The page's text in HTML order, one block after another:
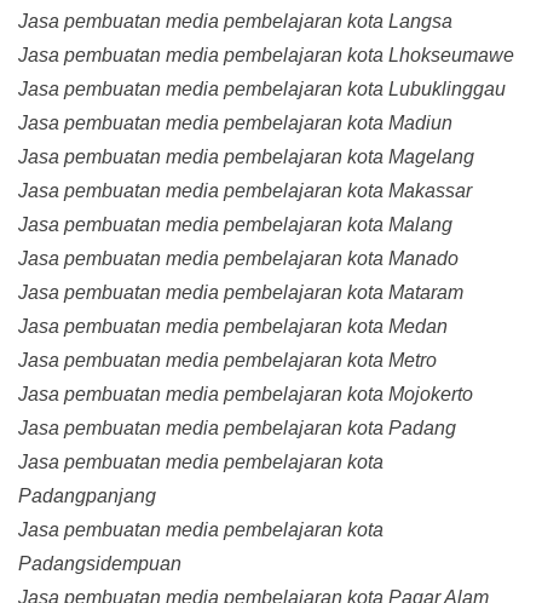
Jasa pembuatan media pembelajaran kota Langsa
Jasa pembuatan media pembelajaran kota Lhokseumawe
Jasa pembuatan media pembelajaran kota Lubuklinggau
Jasa pembuatan media pembelajaran kota Madiun
Jasa pembuatan media pembelajaran kota Magelang
Jasa pembuatan media pembelajaran kota Makassar
Jasa pembuatan media pembelajaran kota Malang
Jasa pembuatan media pembelajaran kota Manado
Jasa pembuatan media pembelajaran kota Mataram
Jasa pembuatan media pembelajaran kota Medan
Jasa pembuatan media pembelajaran kota Metro
Jasa pembuatan media pembelajaran kota Mojokerto
Jasa pembuatan media pembelajaran kota Padang
Jasa pembuatan media pembelajaran kota
Padangpanjang
Jasa pembuatan media pembelajaran kota
Padangsidempuan
Jasa pembuatan media pembelajaran kota Pagar Alam